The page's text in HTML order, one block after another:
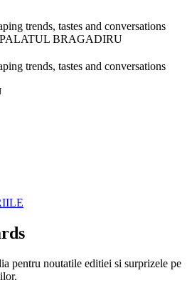
trends, tastes and conversations
PALATUL BRAGADIRU
trends, tastes and conversations
pentru noutatile editiei si surprizele pe